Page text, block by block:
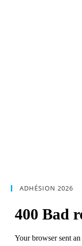
ADHÉSION 2026